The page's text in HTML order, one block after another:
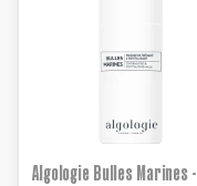
Algologie Bulles Marines -